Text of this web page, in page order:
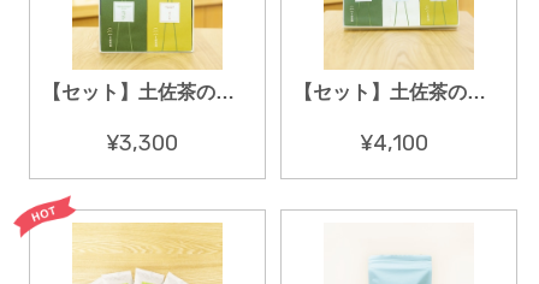
【セット】土佐茶のギフト 大切なひとへの二つのお茶
¥3,300
【セット】土佐茶のギフト 大好きなひとへの三つのお茶
¥4,100